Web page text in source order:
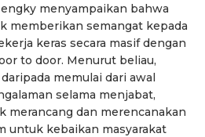
menyampaikan bahwa
memberikan semangat kepada
keras secara masif dengan
to door. Menurut beliau,
memulai dari awal
selama menjabat,
dan merencanakan
untuk kebaikan masyarakat